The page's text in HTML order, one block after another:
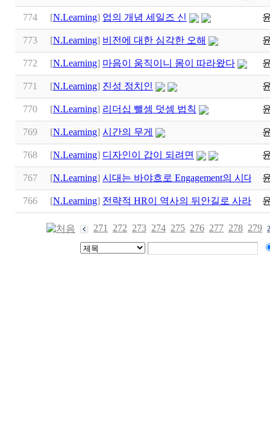
774 [N.Learning] 업의 개념 세일즈 신
773 [N.Learning] 비전에 대한 심각한 오해
772 [N.Learning] 마음이 움직이니 몸이 따라왔다
771 [N.Learning] 진성 정치인
770 [N.Learning] 리더십 뺄셈 덧셈 법칙
769 [N.Learning] 시간의 무게
768 [N.Learning] 디자인이 갑이 되려면
767 [N.Learning] 시대는 바야흐로 Engagement의 시대로
766 [N.Learning] 전략적 HR이 역사의 뒤안길로 사라지
271 272 273 274 275 276 277 278 279